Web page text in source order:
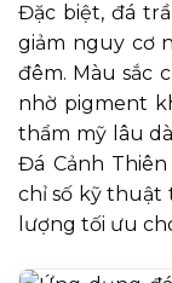
Đặc biệt, đá
giảm nguy cơ
đêm. Màu sắc
nhờ pigment
thẩm mỹ lâu
Đá Cảnh
chỉ số kỹ thuật
lượng tối ưu